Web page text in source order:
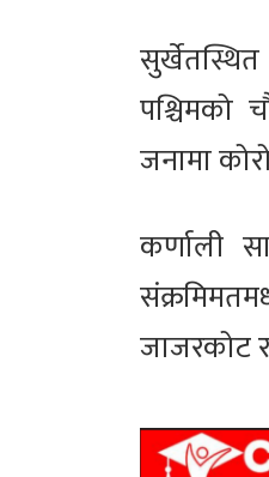
पश्चिमको
जनामा
कर्णाली
जाजरकोट